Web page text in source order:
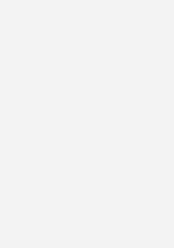
Standort Wasungen
zu Ende: Nach
Alu-Dächer
2026 in den